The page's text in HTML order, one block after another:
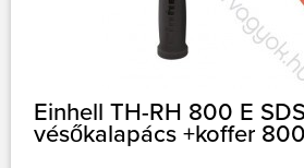
Einhell TH-RH 800 E
vésőkalapács +koffer